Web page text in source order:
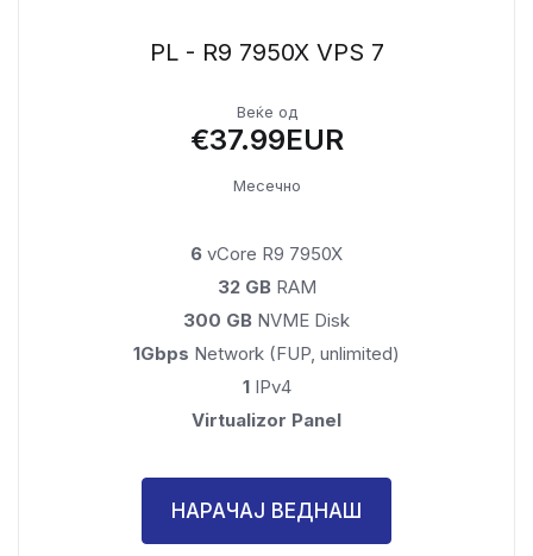
PL - R9 7950X VPS 7
Веќе од
€37.99EUR
Месечно
6 vCore R9 7950X
32 GB RAM
300 GB NVME Disk
1Gbps Network (FUP, unlimited)
1IPv4
Virtualizor Panel
НАРАЧАЈ ВЕДНАШ